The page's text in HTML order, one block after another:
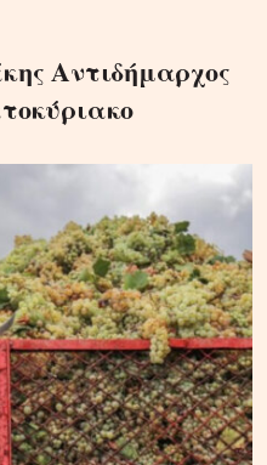
Αντιδήμαρχος